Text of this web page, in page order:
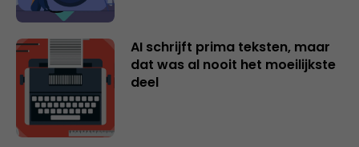
AI schrijft prima teksten, maar
dat was al nooit het moeilijkste
deel